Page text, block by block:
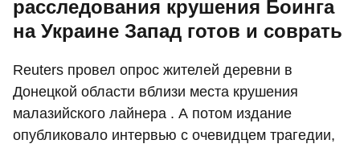
расследования крушения Боинга
на Украине Запад готов и соврать
Reuters провел опрос жителей деревни в
Донецкой области вблизи места крушения
малазийского лайнера . А потом издание
опубликовало интервью с очевидцем трагедии,